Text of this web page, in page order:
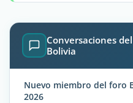
Conversaciones
Bolivia
Nuevo miembro del foro
2026